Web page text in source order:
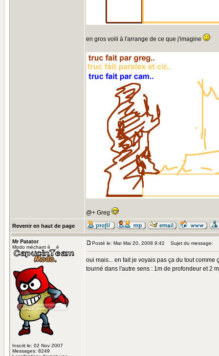
en gros voili à l'arrange de ce que j'imagine
@+ Greg
Revenir en haut de page
Mr Patator
Modo méchant è__é
Inscrit le: 02 Nov 2007
Messages: 8249
Posté le: Mar Mai 20, 2008 9:42 Sujet du message:
oui mais... en fait je voyais pas ça du tout
tourné dans l'autre sens : 1m de profondeur et 2